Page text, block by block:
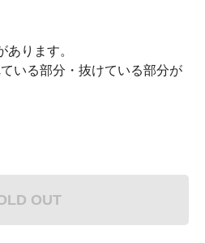
ります。
いる部分・抜けている部分が
OUT